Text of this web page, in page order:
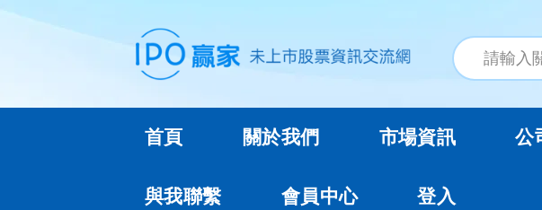
首頁 關於我們 市場資訊 公
與我聯繫 會員中心 登入